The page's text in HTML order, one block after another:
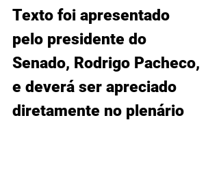
Texto foi apresentado
pelo presidente do
Senado, Rodrigo Pacheco,
e deverá ser apreciado
diretamente no plenário